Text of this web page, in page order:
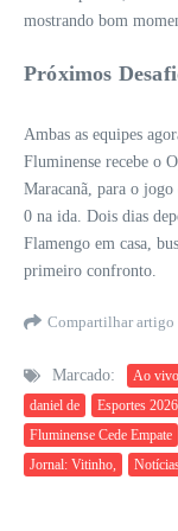
mostrando bom
Próximos
Ambas as equipes
Fluminense recebe o
Maracanã, para o
0 na ida. Dois dias
Flamengo em casa,
primeiro confronto.
Compartilhar artigo
Marcado: Ao
daniel de
Esportes 2026
Fluminense Cede Empate
Jornal: Vitinho,